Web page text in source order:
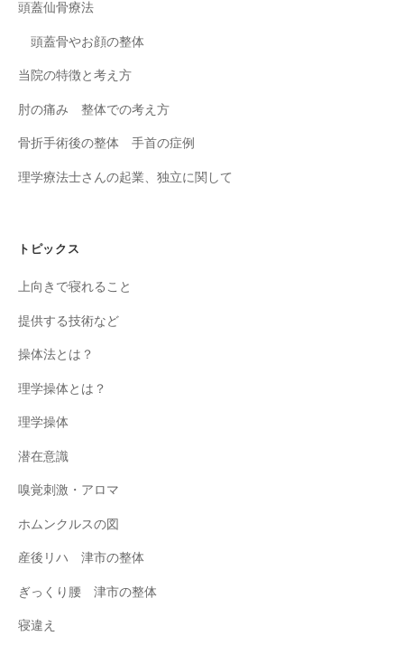
頭蓋仙骨療法
頭蓋骨やお顔の整体
当院の特徴と考え方
肘の痛み 整体での考え方
骨折手術後の整体 手首の症例
理学療法士さんの起業、独立に関して
トピックス
上向きで寝れること
提供する技術など
操体法とは？
理学操体とは？
理学操体
潜在意識
嗅覚刺激・アロマ
ホムンクルスの図
産後リハ 津市の整体
ぎっくり腰 津市の整体
寝違え